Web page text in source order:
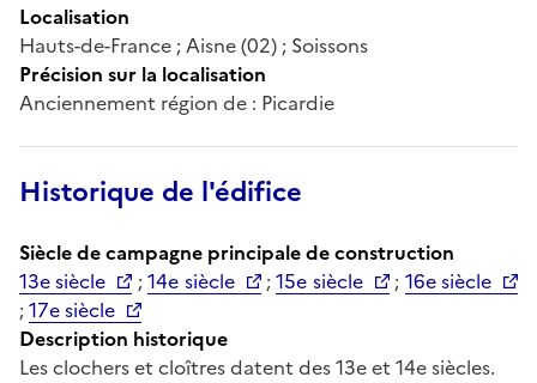
Localisation
Hauts-de-France ; Aisne (02) ; Soissons
Précision sur la localisation
Anciennement région de : Picardie
Historique de l'édifice
Siècle de campagne principale de construction
13e siècle
;14e siècle ;15e siècle ; 16e siècle
;17e siècle
Description historique
Les clochers et cloîtres datent des 13e et 14e siècles.